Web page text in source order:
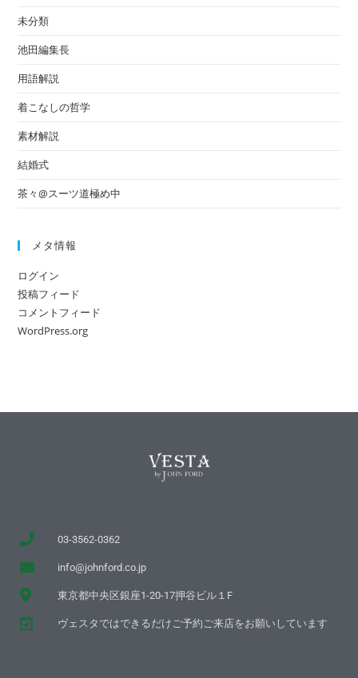
未分類
池田編集長
用語解説
着こなしの哲学
素材解説
結婚式
茶々@スーツ道極め中
メタ情報
ログイン
投稿フィード
コメントフィード
WordPress.org
03-3562-0362
info@johnford.co.jp
東京都中央区銀座1-20-17押谷ビル１F
ヴェスタではできるだけご予約ご来店をお願いしています